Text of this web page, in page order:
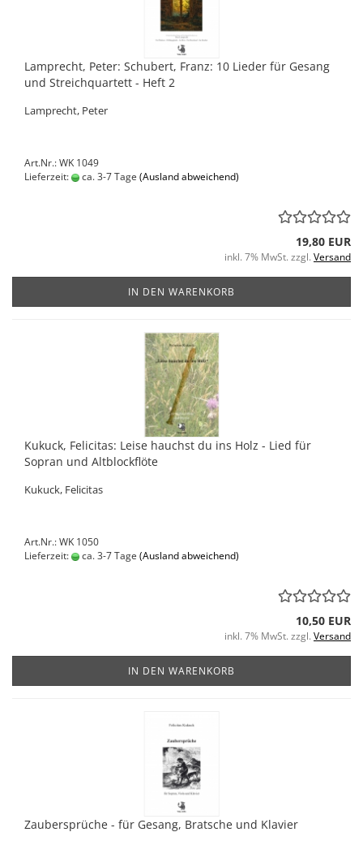
Lamprecht, Peter: Schubert, Franz: 10 Lieder für Gesang
und Streichquartett - Heft 2
Lamprecht, Peter
Art.Nr.: WK 1049
Lieferzeit:
ca. 3-7 Tage (Ausland abweichend)
19,80 EUR
inkl. 7% MwSt. zzgl. Versand
IN DEN WARENKORB
Kukuck, Felicitas: Leise hauchst du ins Holz - Lied für
Sopran und Altblockflöte
Kukuck, Felicitas
Art.Nr.: WK 1050
Lieferzeit:
ca. 3-7 Tage (Ausland abweichend)
10,50 EUR
inkl. 7% MwSt. zzgl. Versand
IN DEN WARENKORB
Zaubersprüche - für Gesang, Bratsche und Klavier